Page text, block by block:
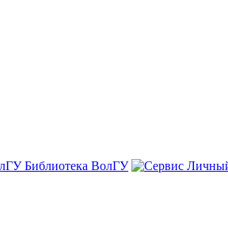
Библиотека ВолГУ